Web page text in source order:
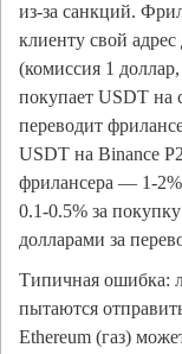
из-за санкций.
клиенту свой
(комиссия 1
покупает USDT на
переводит
USDT на Binance
фрилансера — 1-
0.1-0.5% за
долларами за
Типичная ошибка:
пытаются
Ethereum (газ)